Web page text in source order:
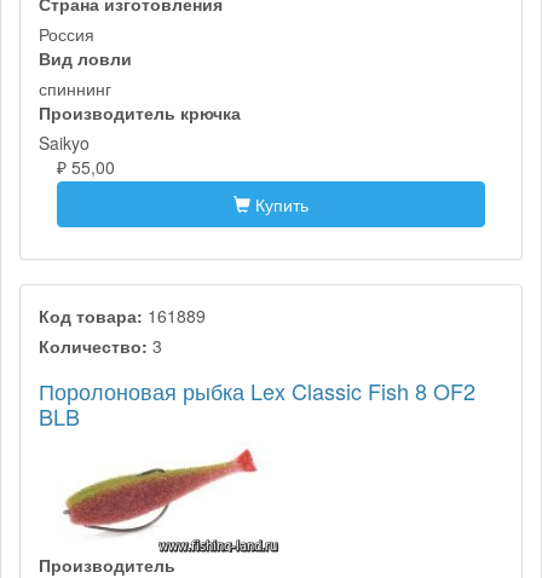
Россия
Вид ловли
спиннинг
Производитель крючка
Saikyo
₽ 55,00
Купить
Код товара: 161889
Количество: 3
Поролоновая рыбка Lex Classic Fish 8 OF2
BLB
Производитель